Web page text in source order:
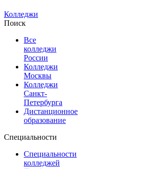
Колледжи
Поиск
Все
колледжи
России
Колледжи
Москвы
Колледжи
Санкт-
Петербурга
Дистанционное
образование
Специальности
Специальности
колледжей